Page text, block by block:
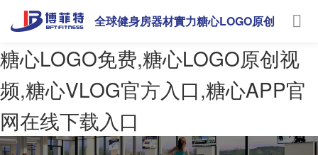
糖心LOGO免费,糖心LOGO原创视
频,糖心VLOG官方入口,糖心APP官
网在线下载入口
全球健身房器材實力糖心LOGO原创